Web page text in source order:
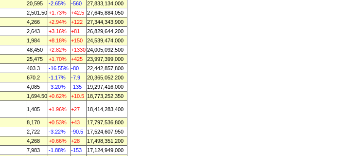
20,595 -2.65% -560
27,833,134,000
2,501.50 +1.73% +42.5 27,645,884,050
4,266 +2.94% +122
27,344,343,900
2,643 +3.16% +81
26,829,644,200
1,984 +8.18% +150
24,539,474,000
48,450 +2.82% +1330 24,005,092,500
25,475 +1.70% +425
23,997,399,000
403.3 -16.55% -80
22,442,857,800
670.2 -1.17% -7.9
20,365,052,200
4,085 -3.20% -135
19,297,416,000
1,694.50 +0.62% +10.5 18,773,252,350
1,405 +1.96% +27 18,414,283,400
8,170 +0.53% +43
17,797,536,800
2,722 -3.22% -90.5
17,524,607,950
4,268 +0.66% +28
17,498,351,200
7,983 -1.88% -153
17,124,949,000